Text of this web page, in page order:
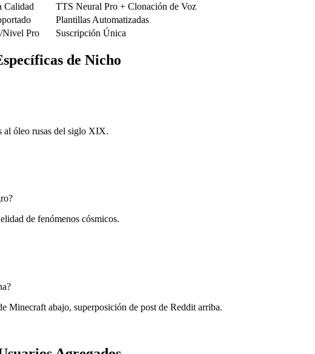
Calidad
TTS Neural Pro + Clonación de Voz
Plantillas Automatizadas
Nivel Pro Suscripción Única
de Nicho
al óleo rusas del siglo XIX.
de fenómenos cósmicos.
Minecraft abajo, superposición de post de Reddit arriba.